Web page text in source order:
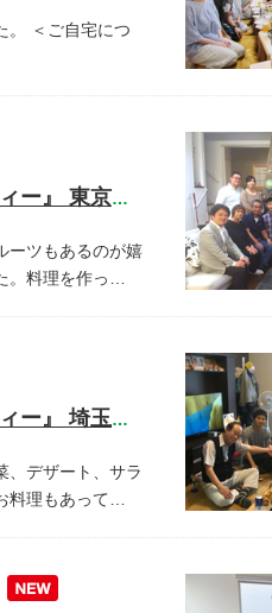
＜ご自宅につ
開催しました! 『新築お披露目パーティー』 東京都練馬区 Y様宅
ーツもあるのが嬉
。料理を作っ…
開催しました! 『新築お披露目パーティー』 埼玉県志木市 M様宅
、デザート、サラ
料理もあって…